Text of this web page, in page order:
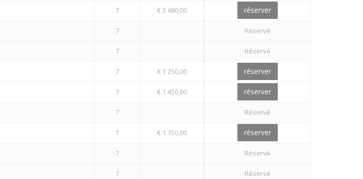
7 € 2 480,00 réserver
7 Réservé
7 Réservé
7 € 1 250,00 réserver
7 € 1 450,00 réserver
7 Réservé
7 € 1 750,00 réserver
7 Réservé
7 Réservé